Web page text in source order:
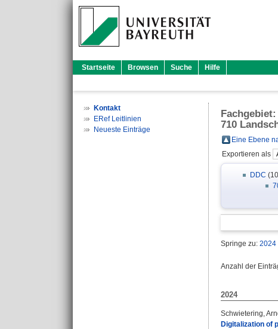
Startseite Browsen Suche Hilfe
Kontakt
ERef Leitlinien
Neueste Einträge
Fachgebiet:
710
Eine Ebene
Exportieren als
DDC
Springe zu: 2024
Anzahl der
2024
Schwietering,
Digitalization of